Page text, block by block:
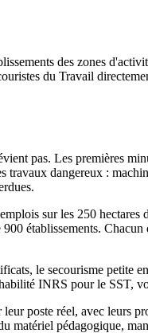
des zones
du Travail
pas. Les premières
dangereux :
sur les 250 hectares
établissements. Chacun
le secourisme petite
INRS pour le SST,
poste réel, avec leurs
matériel pédagogique,